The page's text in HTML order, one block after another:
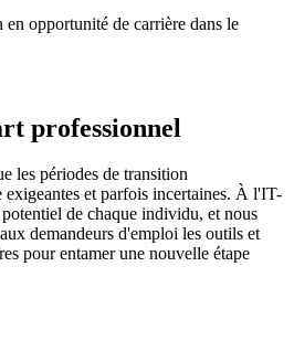
opportunité de carrière dans le
professionnel
les périodes de transition
exigeantes et parfois incertaines. À l'IT-
de chaque individu, et nous
demandeurs d'emploi les outils et
pour entamer une nouvelle étape